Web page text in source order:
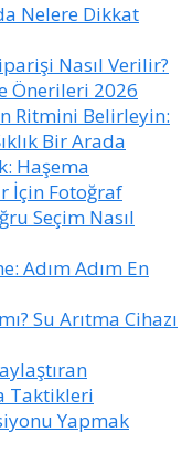
Nelere Dikkat
Nasıl Verilir?
Önerileri 2026
Ritmini Belirleyin:
Bir Arada
Haşema
İçin Fotoğraf
Seçim Nasıl
Adım Adım En
Su Arıtma Cihazı
Taktikleri
Yapmak